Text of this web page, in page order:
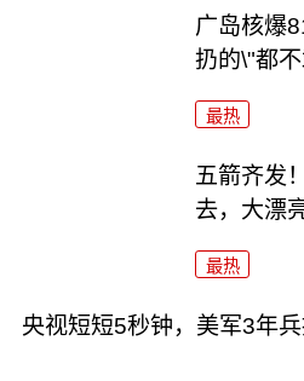
广岛核爆
扔的\"都不
最热
五箭齐发
去，大漂
最热
央视短短5秒钟，美军3年